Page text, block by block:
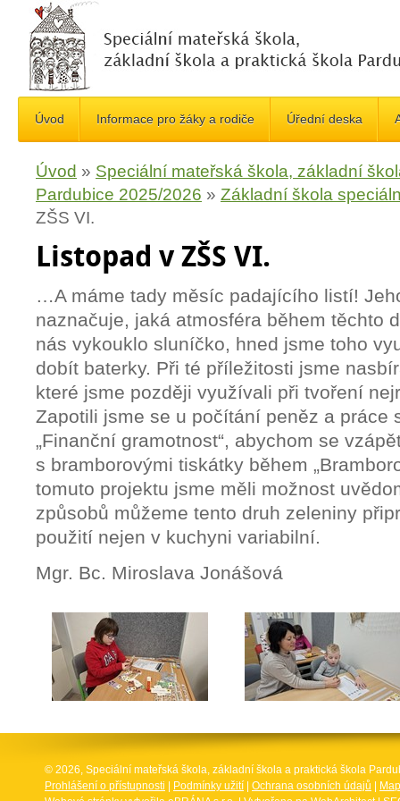
Úvod Informace pro žáky a rodiče Úřední deska
Úvod » Speciální mateřská škola, základní
Pardubice 2025/2026 » Základní škola
ZŠS VI.
Listopad v ZŠS VI.
…A máme tady měsíc padajícího listí!
naznačuje, jaká atmosféra během těchto
nás vykouklo sluníčko, hned jsme toho
dobít baterky. Při té příležitosti jsme
které jsme později využívali při tvoření
Zapotili jsme se u počítání peněz a práce
„Finanční gramotnost“, abychom se
s bramborovými tiskátky během
tomuto projektu jsme měli možnost
způsobů můžeme tento druh zeleniny
použití nejen v kuchyni variabilní.
Mgr. Bc. Miroslava Jonášová
© 2026, Speciální mateřská škola, základní škola a praktická škola
Prohlášení o přístupnosti
Podmínky užití Ochrana osobních údajů